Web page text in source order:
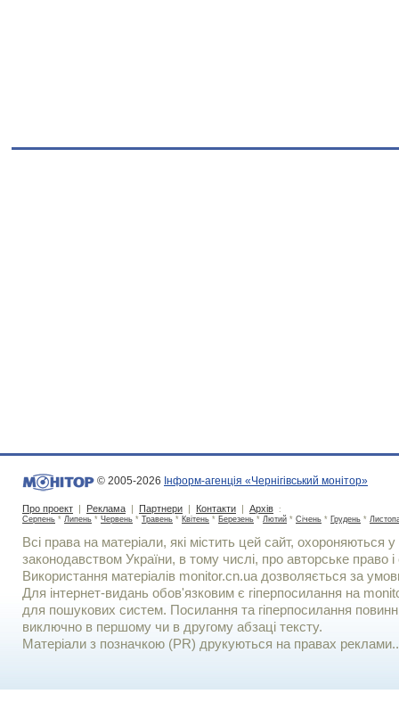
© 2005-2026 Інформ-агенція «Чернігівський монітор»
Про проект | Реклама | Партнери | Контакти | Архів :
Серпень * Липень * Червень * Травень * Квітень * Березень * Лютий * Січень * Грудень *
Всі права на матеріали, які містить цей сайт, охороняються у
законодавством України, в тому числі, про авторське право і
Використання матерiалiв monitor.cn.ua дозволяється за
Для iнтернет-видань обов'язковим є гiперпосилання на
для пошукових систем. Посилання та гіперпосилання
виключно в першому чи в другому абзаці тексту.
Матеріали з позначкою (PR) друкуються на правах реклами..